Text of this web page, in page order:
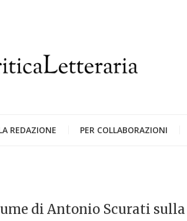
REDAZIONE PER COLLABORAZIONI
di Antonio Scurati sulla